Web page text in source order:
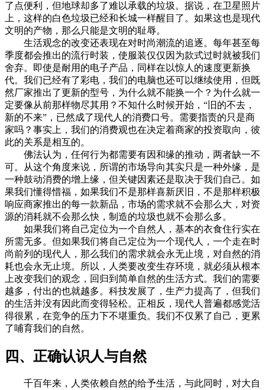
了点便利，但地球却多了难以承载的垃圾。据说，在卫星照片
上，这样的白色垃圾已经和长城一样醒目了。如果这也是现代
文明的产物，那么只能是文明的耻辱。
生活观念的改变还表现在对时尚潮流的追逐。每年甚至每
季度都会推出的流行时装，使服装仅仅因为款式过时就被我们
舍弃。即使是耐用的电子产品，同样在以惊人的速度更新换
代。我们已经有了彩电，我们的电脑也还可以继续使用，但既
然厂家推出了更新的型号，为什么就不能换一个？为什么就一
定要像从前那样物尽其用？不知什么时候开始，“旧的不去，
新的不来”，已然成了现代人的消费口号。需要指责的只是商
家吗？事实上，我们的消费观也在决定着商家的投资取向，彼
此的关系是相互的。
佛法认为，任何行为都需要有因和缘的推动，两者缺一不
可。从这个角度来说，所谓的市场导向其实只是一种外缘，是
一种鼓动消费的增上缘，但关键因素还是取决于我们自己。如
果我们懂得惜福，如果我们不是那样喜新厌旧，不是那样积极
响应商家推出的每一款新品，市场的需求就不会那么大，对资
源的消耗就不会那么快，制造的垃圾也就不会那么多。
如果我们将自己定位为一个自然人，基本的衣食住行实在
所需无多。但如果我们将自己定位为一个现代人，一个走在时
尚前列的现代人，那么我们的需求就会永无止境，对自然的消
耗也会永无止境。所以，人类要改变生存环境，就必须从根本
上改变我们的观念，回归到简单自然的生活方式。我们的需要
越多，付出的也就越多。科技发展了，生产力提高了，但我们
的生活并没有因此而变得轻松。正相反，现代人普遍都感觉活
得很累，在竞争的压力下不堪重负。我们不仅累了自己，更累
了哺育我们的自然。
四、正确认识人与自然
千百年来，人类依赖自然的给予生活，与此同时，对大自